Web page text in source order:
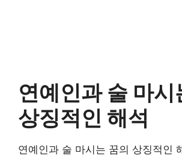
연예인과 술 마시
상징적인 해석
연예인과 술 마시는 꿈의 상징적인